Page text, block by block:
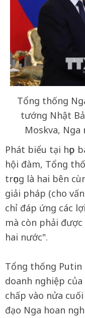
Tổng thống
tướng Nhật
Moskva, Nga
Phát biểu tại họp
hội đàm, Tổng
trọng là hai bên
giải pháp (cho
chỉ đáp ứng các
mà còn phải
hai nước".
Tổng thống Putin
doanh nghiệp
chấp vào nửa
đạo Nga hoan